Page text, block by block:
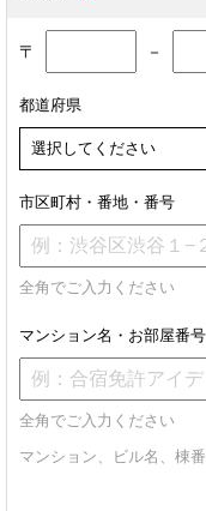
〒 －
都道府県
市区町村・番地・番号
全角でご入力ください
マンション名・お部屋番号
全角でご入力ください
マンション、ビル名、棟